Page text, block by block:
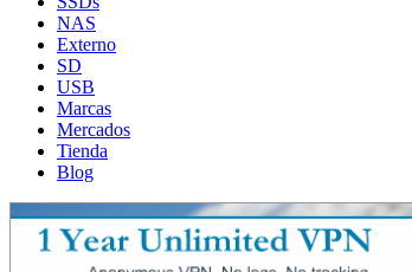
NAS
Externo
SD
USB
Marcas
Mercados
Tienda
Blog